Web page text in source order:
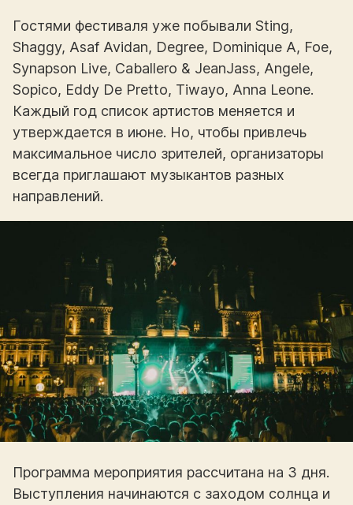
Гостями фестиваля уже побывали Sting,
Shaggy, Asaf Avidan, Degree, Dominique A, Foe,
Synapson Live, Caballero & JeanJass, Angele,
Sopico, Eddy De Pretto, Tiwayo, Anna Leone.
Каждый год список артистов меняется и
утверждается в июне. Но, чтобы привлечь
максимальное число зрителей, организаторы
всегда приглашают музыкантов разных
направлений.
Программа мероприятия рассчитана на 3 дня.
Выступления начинаются с заходом солнца и